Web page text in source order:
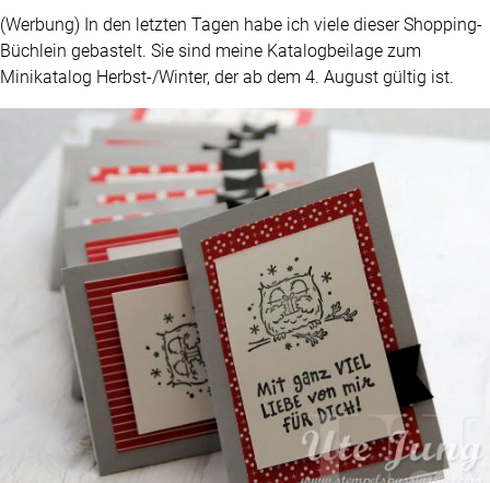
(Werbung) In den letzten Tagen habe ich viele dieser Shopping-
Büchlein gebastelt. Sie sind meine Katalogbeilage zum
Minikatalog Herbst-/Winter, der ab dem 4. August gültig ist.